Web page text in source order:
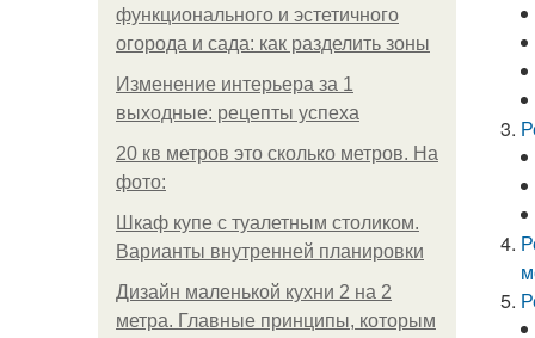
функционального и эстетичного
огорода и сада: как разделить зоны
Изменение интерьера за 1
выходные: рецепты успеха
20 кв метров это сколько метров. На
фото:
Шкаф купе с туалетным столиком.
Варианты внутренней планировки
Дизайн маленькой кухни 2 на 2
метра. Главные принципы, которым